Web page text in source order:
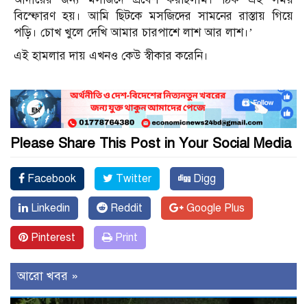
বিস্ফোরণ হয়। আমি ছিটকে মসজিদের সামনের রাস্তায় গিয়ে
পড়ি। চোখ খুলে দেখি আমার চারপাশে লাশ আর লাশ।’
এই হামলার দায় এখনও কেউ স্বীকার করেনি।
Please Share This Post in Your Social Media
Facebook Twitter Digg
Linkedin Reddit Google Plus
Pinterest Print
আরো খবর »